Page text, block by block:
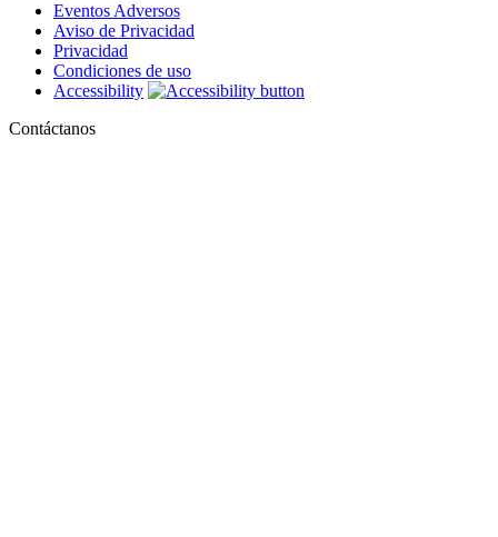
Eventos Adversos
Aviso de Privacidad
Privacidad
Condiciones de uso
Accessibility
Contáctanos